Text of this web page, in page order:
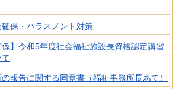
保・ハラスメント対策
係】令和5年度社会福祉施設長資格認定講習
報告に関する同意書（福祉事務所長あて）